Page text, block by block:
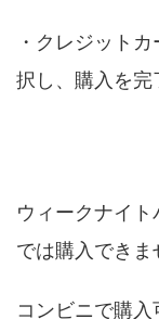
・クレジット
択し、購入を完
ウィークナイ
では購入できま
コンビニで購